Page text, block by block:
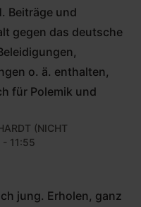
Beiträge und
gegen das deutsche
o. ä. enthalten,
für Polemik und
(NICHT
11:55
jung. Erholen, ganz